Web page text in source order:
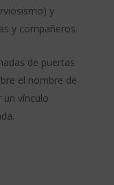
y
y compañeros.
de puertas
el nombre de
vínculo